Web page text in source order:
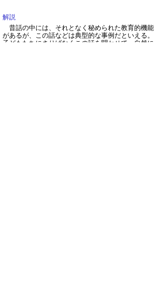
解説
昔話の中には、それとなく秘められた教育的機能
があるが、この話などは典型的な事例だといえる。
子どもたちにさりげなくこの話を聞かせて、自然に